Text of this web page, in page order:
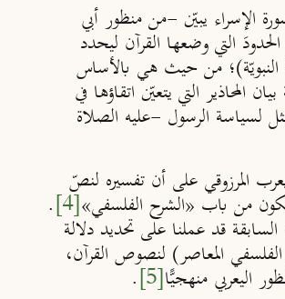
الإسراء يبيّن -من منظور أبي
التي وضعها القرآن ليحدد
)؛ من حيث هي بالأساس
المحاذير التي يتعيّن اتقاؤها في
لسياسة الرسول -عليه الصلاة
المرزوقي على أن تفسيره لنصّ
من باب «الشرح الفلسفي»
[4]
.
السابقة قد عملنا على تحديد دلالة
المعاصر) لنصوص القرآن،
اليعربي منهجيًّا[5]
.